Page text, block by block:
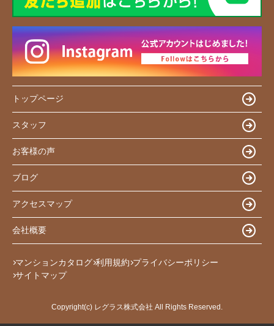
トップページ
スタッフ
お客様の声
ブログ
アクセスマップ
会社概要
マンションカタログ 利用規約 プライバシーポリシー
サイトマップ
Copyright(c) レグラス株式会社 All Rights Reserved.